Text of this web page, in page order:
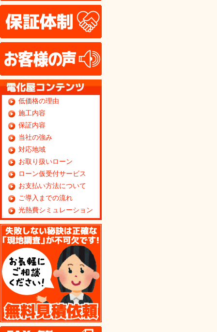
低価格の理由
施工内容
保証内容
当社の強み
対応地域
お取り扱いローン
ローン仮受付サービス
お支払い方法について
ご導入までの流れ
光熱費シミュレーション